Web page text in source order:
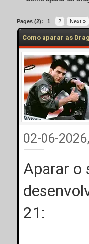
Pages (2): 1 2 Next »
Como aparar as
02-06-
Aparar o
21: